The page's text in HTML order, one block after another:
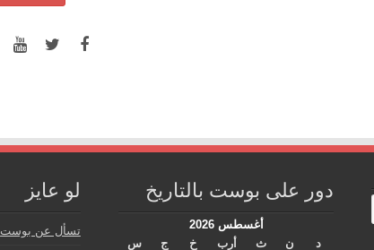
دور على بوست بالتاريخ
أغسطس 2026
د
ن ث أرب خ ج س
لو عايز
تسأل عن بوست